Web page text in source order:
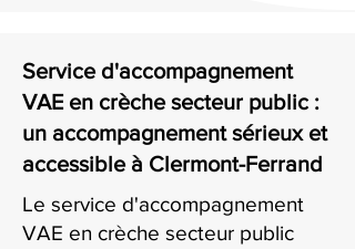
Service d'accompagnement
VAE en crèche secteur public :
un accompagnement sérieux et
accessible à Clermont-Ferrand
Le service d'accompagnement
VAE en crèche secteur public